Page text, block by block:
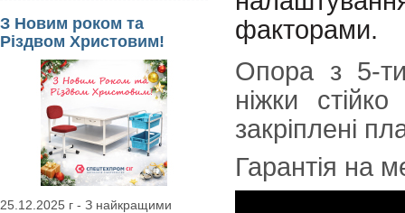
З Новим роком та
Різдвом Христовим!
25.12.2025 г - З найкращими
факторами.
Опора з 5-
ніжки
закріплені
Гарантія на